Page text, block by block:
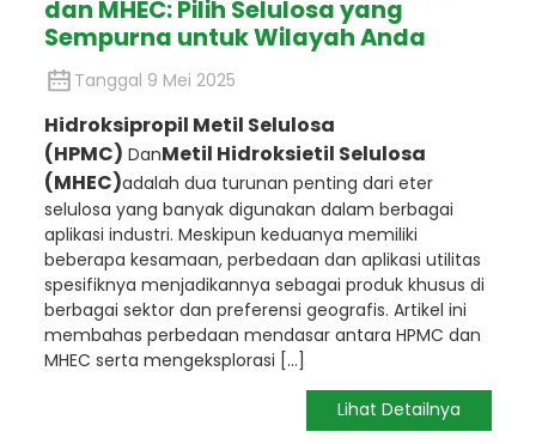
dan MHEC: Pilih Selulosa yang
Sempurna untuk Wilayah Anda
Tanggal 9 Mei 2025
Hidroksipropil Metil Selulosa
(HPMC) DanMetil Hidroksietil Selulosa
(MHEC)adalah dua turunan penting dari eter
selulosa yang banyak digunakan dalam berbagai
aplikasi industri. Meskipun keduanya memiliki
beberapa kesamaan, perbedaan dan aplikasi utilitas
spesifiknya menjadikannya sebagai produk khusus di
berbagai sektor dan preferensi geografis. Artikel ini
membahas perbedaan mendasar antara HPMC dan
MHEC serta mengeksplorasi [...]
Lihat Detailnya